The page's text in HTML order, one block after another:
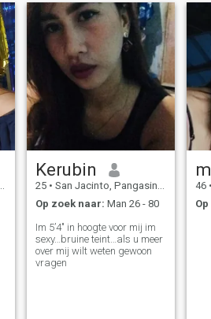
Kerubin
25 • San Jacinto, Pangasinan, Filipijnen
Op zoek naar: Man 26 - 80
Im 5’4" in hoogte voor mij im
sexy…bruine teint…als u meer
over mij wilt weten gewoon
vragen
46 •